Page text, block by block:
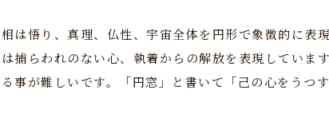
は悟り、真理、仏性、宇宙全体を円形で象徴的に表
捕らわれのない心、執着からの解放を表現していま
事が難しいです。「円窓」と書いて「己の心をうつ